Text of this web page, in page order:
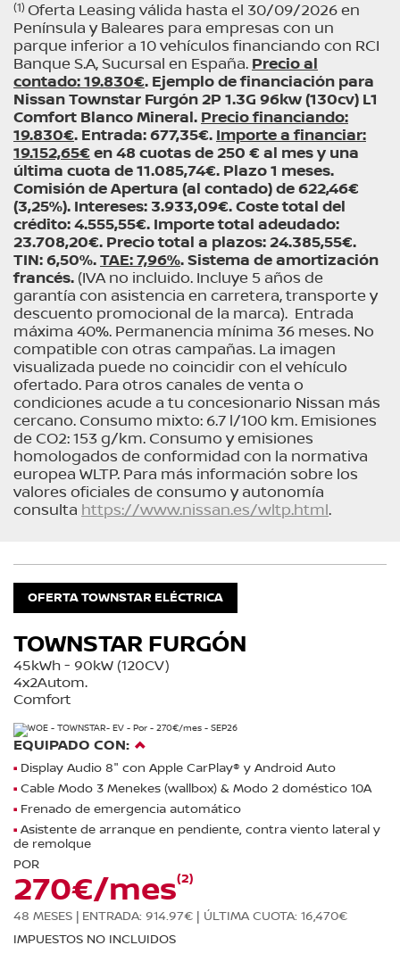
(1) Oferta Leasing válida hasta el 30/09/2026 en
Península y Baleares para empresas con un
parque inferior a 10 vehículos financiando con RCI
Banque S.A, Sucursal en España. Precio al
contado: 19.830€. Ejemplo de financiación para
Nissan Townstar Furgón 2P 1.3G 96kw (130cv) L1
Comfort Blanco Mineral. Precio financiando:
19.830€. Entrada: 677,35€. Importe a financiar:
19.152,65€ en 48 cuotas de 250 € al mes y una
última cuota de 11.085,74€. Plazo 1 meses.
Comisión de Apertura (al contado) de 622,46€
(3,25%). Intereses: 3.933,09€. Coste total del
crédito: 4.555,55€. Importe total adeudado:
23.708,20€. Precio total a plazos: 24.385,55€.
TIN: 6,50%. TAE: 7,96%. Sistema de amortización
francés. (IVA no incluido. Incluye 5 años de
garantía con asistencia en carretera, transporte y
descuento promocional de la marca). Entrada
máxima 40%. Permanencia mínima 36 meses. No
compatible con otras campañas. La imagen
visualizada puede no coincidir con el vehículo
ofertado. Para otros canales de venta o
condiciones acude a tu concesionario Nissan más
cercano. Consumo mixto: 6.7 l/100 km. Emisiones
de CO2: 153 g/km. Consumo y emisiones
homologados de conformidad con la normativa
europea WLTP. Para más información sobre los
valores oficiales de consumo y autonomía
consulta https://www.nissan.es/wltp.html.
OFERTA TOWNSTAR ELÉCTRICA
TOWNSTAR FURGÓN
45kWh - 90kW (120CV)
4x2Autom.
Comfort
EQUIPADO CON:
Display Audio 8" con Apple CarPlay® y Android Auto
Cable Modo 3 Menekes (wallbox) & Modo 2 doméstico 10A
Frenado de emergencia automático
Asistente de arranque en pendiente, contra viento lateral y
de remolque
POR
270€/mes(2)
48 MESES | ENTRADA: 914.97€ | ÚLTIMA CUOTA: 16,470€
IMPUESTOS NO INCLUIDOS